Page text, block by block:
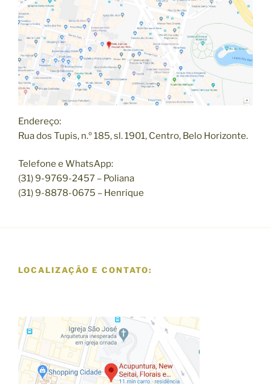
Endereço:
Rua dos Tupis, n.º 185, sl. 1901, Centro, Belo Horizonte.
Telefone e WhatsApp:
(31) 9-9769-2457 – Poliana
(31) 9-8878-0675 – Henrique
LOCALIZAÇÃO E CONTATO: